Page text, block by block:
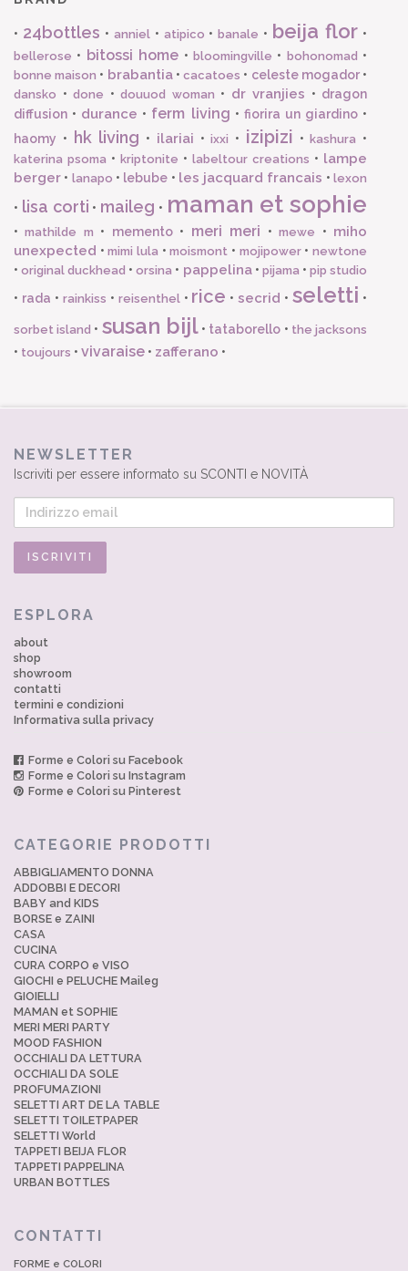
• 24bottles • anniel• atipico •banale • beija flor •
bellerose • bitossi home • bloomingville • bohonomad •
bonne maison • brabantia•cacatoes • celeste mogador•
dansko • done • douuod woman • dr vranjies • dragon
diffusion • durance • ferm living • fiorira un giardino•
haomy • hk living • ilariai •ixxi • izipizi •kashura •
katerina psoma • kriptonite • labeltour creations • lampe
berger • lanapo • lebube • les jacquard francais •lexon
• lisa corti • maileg • maman et sophie
•mathilde m • memento• meri meri •mewe • miho
unexpected •mimi lula •moismont • mojipower•newtone
•original duckhead •orsina • pappelina• pijama • pip studio
• rada • rainkiss • reisenthel• rice •secrid •seletti •
sorbet island • susan bijl• tataborello • the jacksons
• toujours • vivaraise • zafferano •
NEWSLETTER
Iscriviti per essere informato su SCONTI e NOVITÀ
ESPLORA
about
shop
showroom
contatti
termini e condizioni
Informativa sulla privacy
Forme e Colori su Facebook
Forme e Colori su Instagram
Forme e Colori su Pinterest
CATEGORIE PRODOTTI
ABBIGLIAMENTO DONNA
ADDOBBI E DECORI
BABY and KIDS
BORSE e ZAINI
CASA
CUCINA
CURA CORPO e VISO
GIOCHI e PELUCHE Maileg
GIOIELLI
MAMAN et SOPHIE
MERI MERI PARTY
MOOD FASHION
OCCHIALI DA LETTURA
OCCHIALI DA SOLE
PROFUMAZIONI
SELETTI ART DE LA TABLE
SELETTI TOILETPAPER
SELETTI World
TAPPETI BEIJA FLOR
TAPPETI PAPPELINA
URBAN BOTTLES
CONTATTI
FORME e COLORI